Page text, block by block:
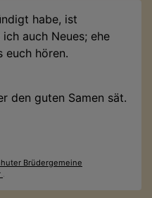
habe, ist
auch Neues; ehe
euch hören.
den guten Samen sät.
Brüdergemeine